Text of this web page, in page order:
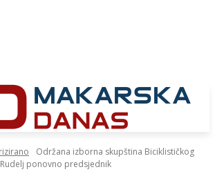
Održana izborna skupština Biciklističkog
ponovno predsjednik